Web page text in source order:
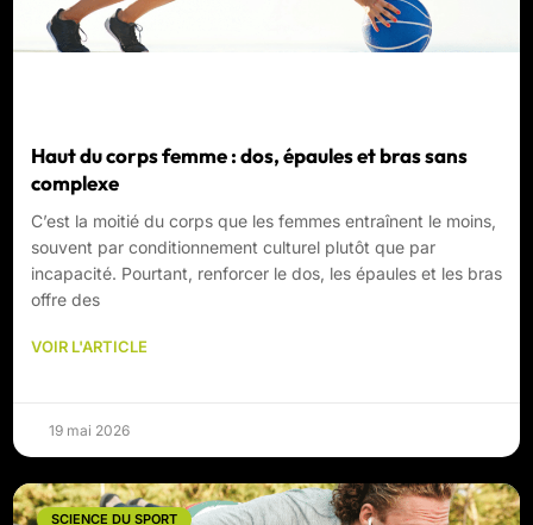
Haut du corps femme : dos, épaules et bras sans
complexe
C’est la moitié du corps que les femmes entraînent le moins,
souvent par conditionnement culturel plutôt que par
incapacité. Pourtant, renforcer le dos, les épaules et les bras
offre des
VOIR L'ARTICLE
19 mai 2026
SCIENCE DU SPORT